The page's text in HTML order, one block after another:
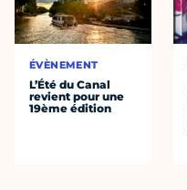
ÉVÈNEMENT
L’Été du Canal
revient pour une
19ème édition